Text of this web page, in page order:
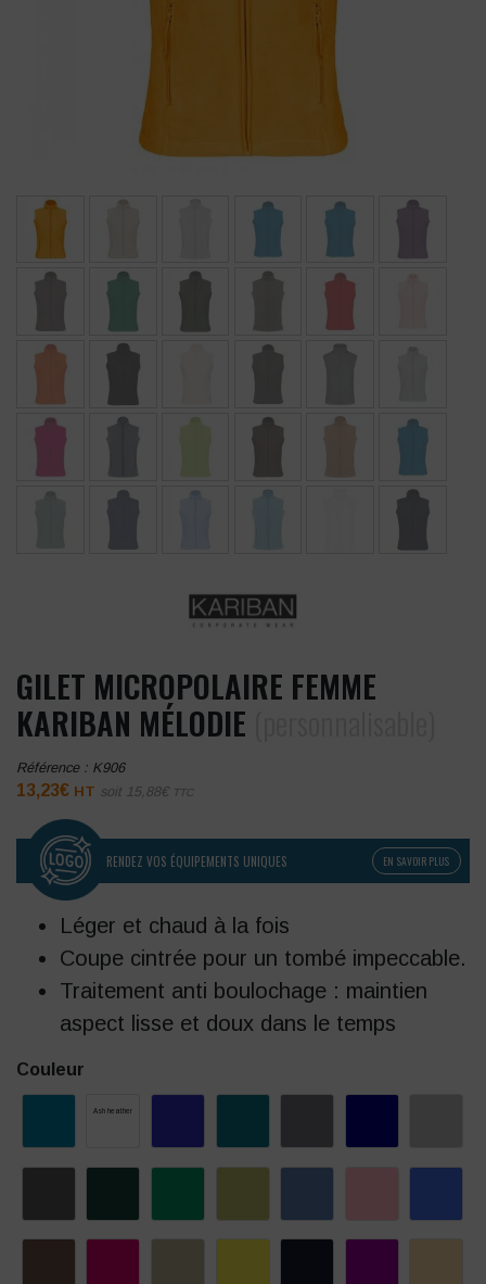
GILET MICROPOLAIRE FEMME
KARIBAN MÉLODIE
Référence : K906
13,23€ HT soit 15,88€ TTC
RENDEZ VOS ÉQUIPEMENTS UNIQUES EN SAVOIR PLUS
Léger et chaud à la fois
Coupe cintrée pour un tombé impeccable.
Traitement anti boulochage : maintien
aspect lisse et doux dans le temps
Couleur
Ash heather